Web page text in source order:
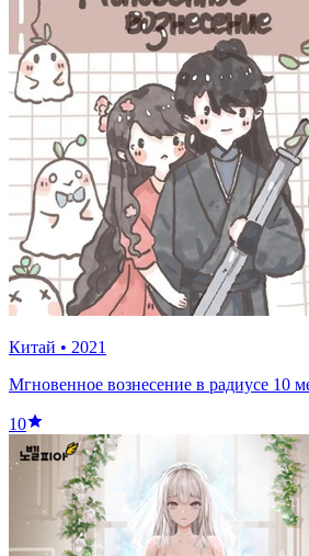
Китай • 2021
Мгновенное вознесение в радиусе 10
10